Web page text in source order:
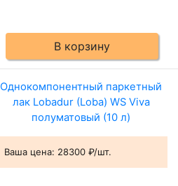
В корзину
Однокомпонентный паркетный
лак Lobadur (Loba) WS Viva
полуматовый (10 л)
Ваша цена: 28300 ₽/шт.